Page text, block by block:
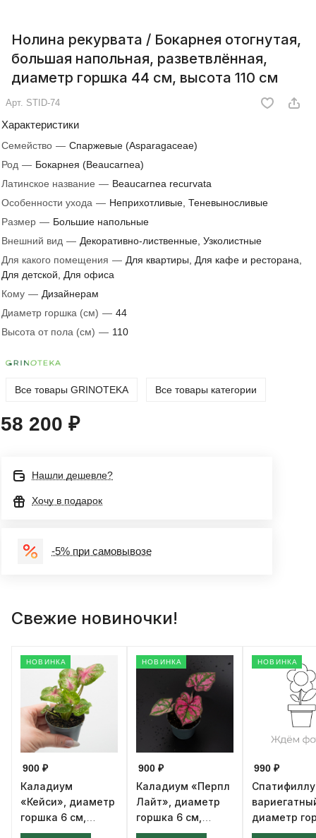
Нолина рекурвата / Бокарнея отогнутая,
большая напольная, разветвлённая,
диаметр горшка 44 см, высота 110 см
Арт. STID-74
Характеристики
Семейство — Спаржевые (Asparagaceae)
Род — Бокарнея (Beaucarnea)
Латинское название — Beaucarnea recurvata
Особенности ухода — Неприхотливые, Теневыносливые
Размер — Большие напольные
Внешний вид — Декоративно-лиственные, Узколистные
Для какого помещения — Для квартиры, Для кафе и ресторана,
Для детской, Для офиса
Кому — Дизайнерам
Диаметр горшка (см) — 44
Высота от пола (см) — 110
Все товары GRINOTEKA Все товары категории
58 200 ₽
Нашли дешевле?
Хочу в подарок
-5% при самовывозе
Свежие новиночки!
НОВИНКА
900 ₽
Каладиум
«Кейси», диаметр
горшка 6 см,
высота 12 см
НОВИНКА
900 ₽
Каладиум «Перпл
Лайт», диаметр
горшка 6 см,
высота 12 см
НОВИНКА
990 ₽
диаметр
см, высота